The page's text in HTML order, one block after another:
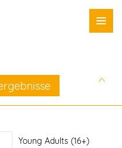
Young Adults (16+)